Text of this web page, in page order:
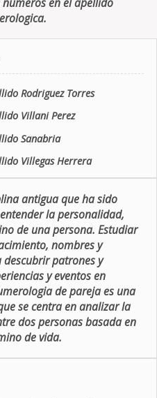
Rodriguez Torres
Villani Perez
Sanabria
Villegas Herrera
antigua que ha sido
la personalidad,
de una persona. Estudiar
nombres y
patrones y
y eventos en
de pareja es una
se centra en analizar la
dos personas basada en
de vida.